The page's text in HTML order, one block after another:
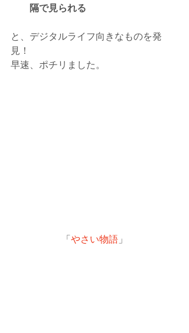
隔で見られる
と、デジタルライフ向きなものを発
見！
早速、ポチリました。
「 やさい物語 」